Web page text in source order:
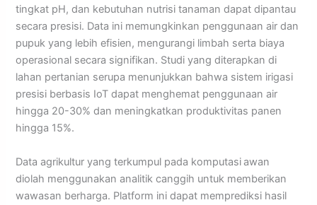
tingkat pH, dan kebutuhan nutrisi tanaman dapat dipantau
secara presisi. Data ini memungkinkan penggunaan air dan
pupuk yang lebih efisien, mengurangi limbah serta biaya
operasional secara signifikan. Studi yang diterapkan di
lahan pertanian serupa menunjukkan bahwa sistem irigasi
presisi berbasis IoT dapat menghemat penggunaan air
hingga 20-30% dan meningkatkan produktivitas panen
hingga 15%.
Data agrikultur yang terkumpul pada komputasiawan
diolah menggunakan analitik canggih untuk memberikan
wawasan berharga. Platform ini dapat memprediksi hasil